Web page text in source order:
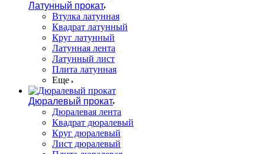
Латунный прокат
Втулка латунная
Квадрат латунный
Круг латунный
Латунная лента
Латунный лист
Плита латунная
Еще
Дюралевый прокат
Дюралевая лента
Квадрат дюралевый
Круг дюралевый
Лист дюралевый